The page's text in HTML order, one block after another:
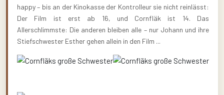
happy – bis an der Kinokasse der Kontrolleur sie nicht reinlässt:
Der Film ist erst ab 16, und Cornfläk ist 14. Das
Allerschlimmste: Die anderen bleiben alle – nur Johann und ihre
Stiefschwester Esther gehen allein in den Film ...